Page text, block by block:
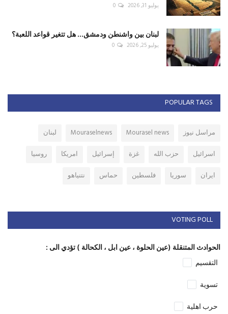
يوليو 31, 2026 0
لبنان بين واشنطن ودمشق... هل تتغير قواعد اللعبة؟
يوليو 25, 2026 0
POPULAR TAGS
مراسل نيوز Mourasel news
Mouraselnews
لبنان
اسرائيل
حزب الله غزة إسرائيل امريكا
روسيا
ايران
سوريا فلسطين حماس نتنياهو
VOTING POLL
الحوادث المتنقلة (عين الحلوة ، عين ابل ، الكحالة ) تؤدي الى :
التقسيم
تسوية
حرب اهلية